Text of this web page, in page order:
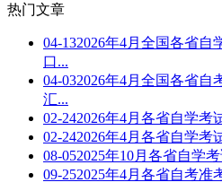
热门文章
04-132026年4月全国各省自
口...
04-032026年4月全国各省自
汇...
02-242026年4月各省自学考
02-242026年4月各省自学考
08-052025年10月各省自学
09-252025年4月各省自考准